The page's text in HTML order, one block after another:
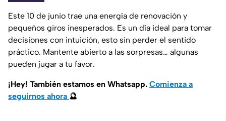
Este 10 de junio trae una energía de renovación y
pequeños giros inesperados. Es un día ideal para tomar
decisiones con intuición, esto sin perder el sentido
práctico. Mantente abierto a las sorpresas… algunas
pueden jugar a tu favor.
¡Hey! También estamos en Whatsapp. Comienza a
seguirnos ahora 🔮